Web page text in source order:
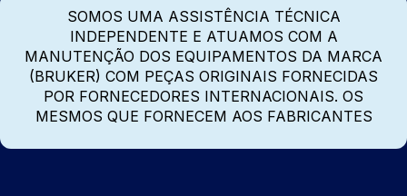
SOMOS UMA ASSISTÊNCIA TÉCNICA
INDEPENDENTE E ATUAMOS COM A
MANUTENÇÃO DOS EQUIPAMENTOS DA MARCA
(BRUKER) COM PEÇAS ORIGINAIS FORNECIDAS
POR FORNECEDORES INTERNACIONAIS. OS
MESMOS QUE FORNECEM AOS FABRICANTES